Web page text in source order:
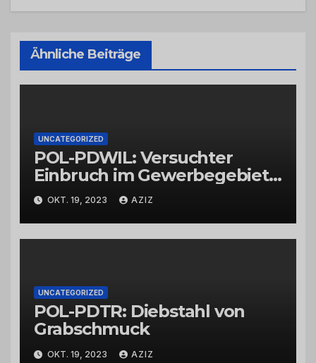
Ähnliche Beiträge
UNCATEGORIZED
POL-PDWIL: Versuchter
Einbruch im Gewerbegebiet
Wittlich
OKT. 19, 2023 AZIZ
UNCATEGORIZED
POL-PDTR: Diebstahl von
Grabschmuck
OKT. 19, 2023 AZIZ